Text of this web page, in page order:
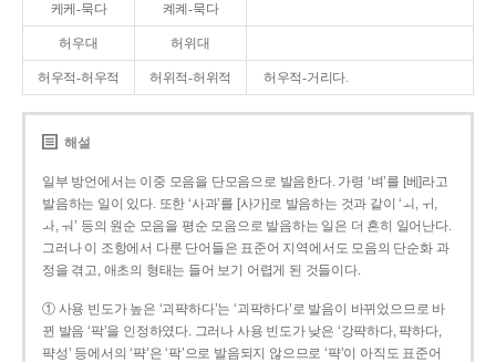
케케-묵다 켸켸-묵다
허우대 허위대
허우적-허우적 허위적-허위적 허우적-거리다.
해설
일부 방언에서는 이중 모음을 단모음으로 발음한다. 가령 ‘벼’를 [베]라고
발음하는 일이 있다. 또한 ‘사과’를 [사가]로 발음하는 것과 같이 ‘ㅚ, ㅟ,
ㅘ, ㅝ’ 등의 원순 모음을 평순 모음으로 발음하는 일은 더 흔히 일어난다.
그러나 이 조항에서 다룬 단어들은 표준어 지역에서도 모음의 단순화 과
정을 겪고, 애초의 형태는 들어 보기 어렵게 된 것들이다.
① 사용 빈도가 높은 ‘괴퍅하다’는 ‘괴팍하다’로 발음이 바뀌었으므로 바
뀐 발음 ‘팍’을 인정하였다. 그러나 사용 빈도가 낮은 ‘강퍅하다, 퍅하다,
퍅성’ 등에서의 ‘퍅’은 ‘팍’으로 발음되지 않으므로 ‘퍅’이 아직도 표준어